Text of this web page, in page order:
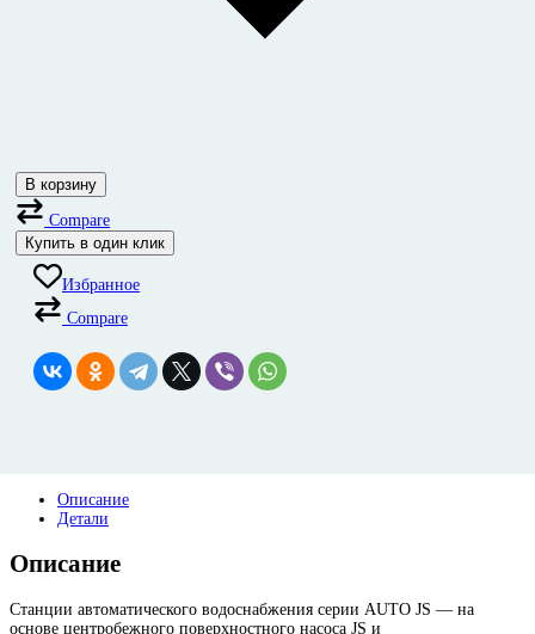
В корзину
Compare
Купить в один клик
Избранное
Compare
Описание
Детали
Описание
Станции автоматического водоснабжения серии AUTO JS — на
основе центробежного поверхностного насоса JS и